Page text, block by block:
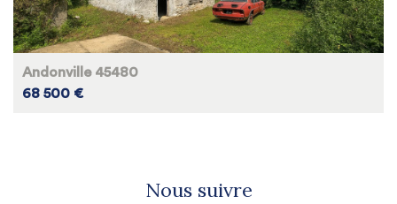
Andonville 45480
68 500 €
Nous suivre